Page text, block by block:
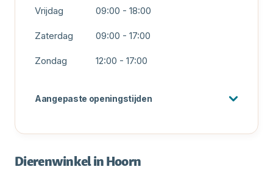
Vrijdag 09:00 - 18:00
Zaterdag 09:00 - 17:00
Zondag 12:00 - 17:00
Aangepaste openingstijden
Dierenwinkel in Hoorn